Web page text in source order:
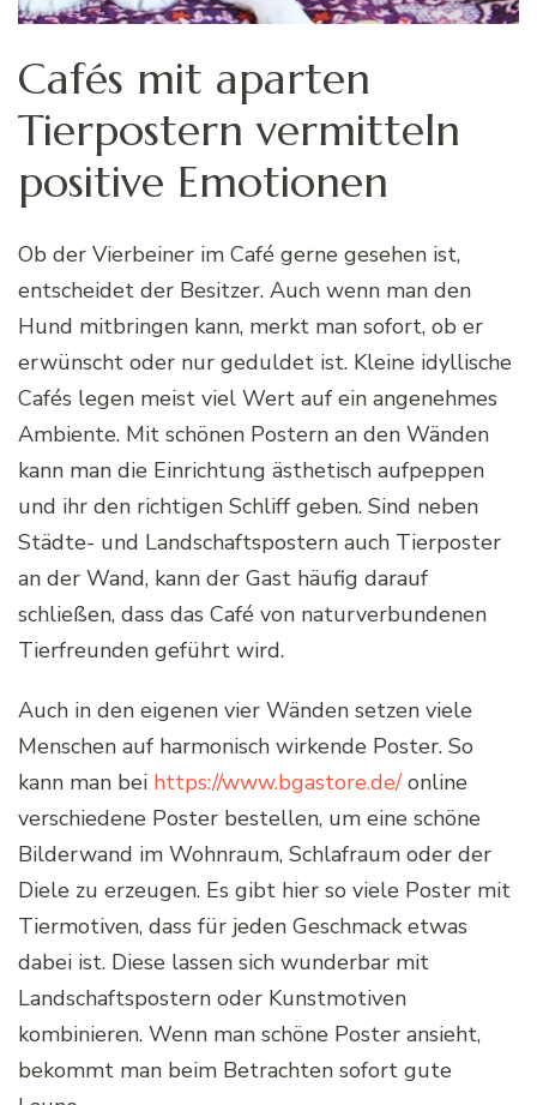
Cafés mit aparten
Tierpostern vermitteln
positive Emotionen
Ob der Vierbeiner im Café gerne gesehen ist,
entscheidet der Besitzer. Auch wenn man den
Hund mitbringen kann, merkt man sofort, ob er
erwünscht oder nur geduldet ist. Kleine idyllische
Cafés legen meist viel Wert auf ein angenehmes
Ambiente. Mit schönen Postern an den Wänden
kann man die Einrichtung ästhetisch aufpeppen
und ihr den richtigen Schliff geben. Sind neben
Städte- und Landschaftspostern auch Tierposter
an der Wand, kann der Gast häufig darauf
schließen, dass das Café von naturverbundenen
Tierfreunden geführt wird.
Auch in den eigenen vier Wänden setzen viele
Menschen auf harmonisch wirkende Poster. So
kann man bei https://www.bgastore.de/online
verschiedene Poster bestellen, um eine schöne
Bilderwand im Wohnraum, Schlafraum oder der
Diele zu erzeugen. Es gibt hier so viele Poster mit
Tiermotiven, dass für jeden Geschmack etwas
dabei ist. Diese lassen sich wunderbar mit
Landschaftspostern oder Kunstmotiven
kombinieren. Wenn man schöne Poster ansieht,
bekommt man beim Betrachten sofort gute